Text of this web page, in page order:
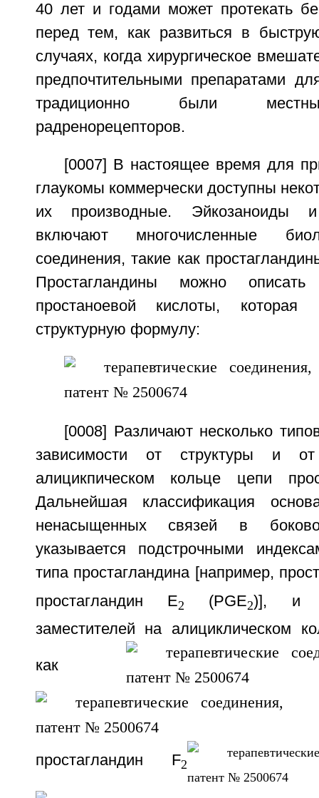
40 лет и годами может протекать
перед тем, как развиться в
случаях, когда хирургическое
предпочтительными препаратами
традиционно были
радренорецепторов.
[0007] В настоящее время для
глаукомы коммерчески доступны
их производные. Эйкозаноиды
включают многочисленные
соединения, такие как
Простагландины можно
простаноевой кислоты,
структурную формулу:
[0008] Различают несколько
зависимости от структуры и
алицикпическом кольце цепи
Дальнейшая классификация
ненасыщенных связей в
указывается подстрочными
типа простагландина [например,
простагландин Е2 (PGE2)], и
заместителей на алициклическом
как
простагландин F2